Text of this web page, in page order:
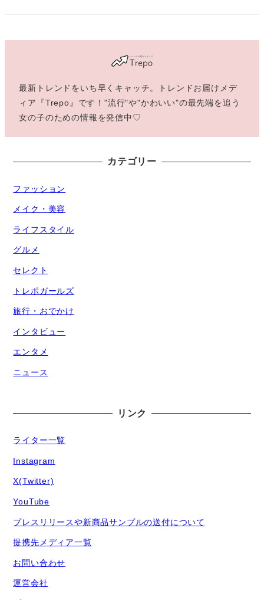
最新トレンドをいち早くキャッチ。トレンドお届けメデ
ィア『Trepo』です！"流行"や"かわいい"の最先端を追う
女の子のための情報を発信中♡
カテゴリー
ファッション
メイク・美容
ライフスタイル
グルメ
セレクト
トレポガールズ
旅行・おでかけ
インタビュー
エンタメ
ニュース
リンク
ライター一覧
Instagram
X(Twitter)
YouTube
プレスリリースや新商品サンプルの送付について
提携先メディア一覧
お問い合わせ
運営会社